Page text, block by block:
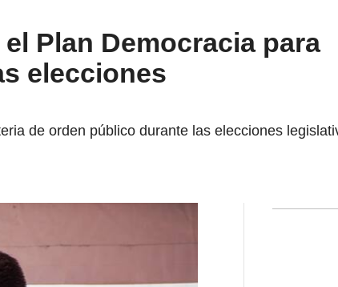
Plan Democracia para
elecciones
de orden público durante las elecciones